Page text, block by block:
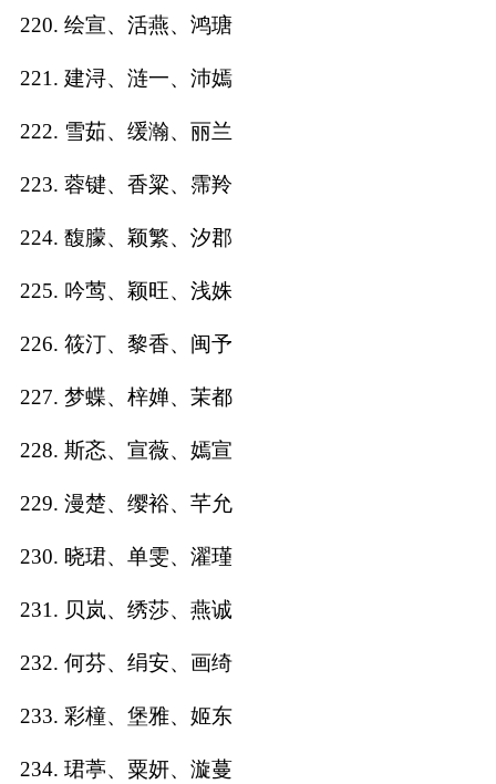
220. 绘宣、活燕、鸿瑭
221. 建浔、涟一、沛嫣
222. 雪茹、缓瀚、丽兰
223. 蓉键、香粱、霈羚
224. 馥朦、颖繁、汐郡
225. 吟莺、颖旺、浅姝
226. 筱汀、黎香、闽予
227. 梦蝶、梓婵、茉都
228. 斯忞、宣薇、嫣宣
229. 漫楚、缨裕、芊允
230. 晓珺、单雯、濯瑾
231. 贝岚、绣莎、燕诚
232. 何芬、绢安、画绮
233. 彩橦、堡雅、姬东
234. 珺葶、粟妍、漩蔓